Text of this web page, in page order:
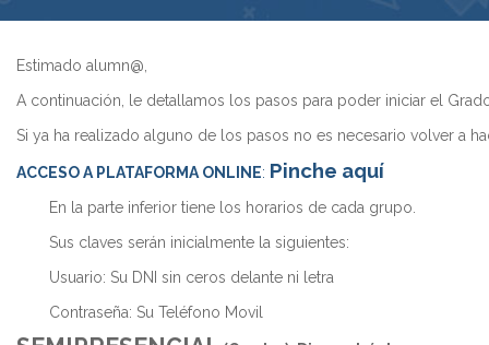
Preparación de
(UCJC)
Estimado alumn@,
A continuación, le detallamos los pasos para poder iniciar el
Si ya ha realizado alguno de los pasos no es necesario volver a
ACCESO A PLATAFORMA ONLINE: Pinche aquí
En la parte inferior tiene los horarios de cada grupo.
Sus claves serán inicialmente la siguientes:
Usuario: Su DNI sin ceros delante ni letra
Contraseña: Su Teléfono Movil